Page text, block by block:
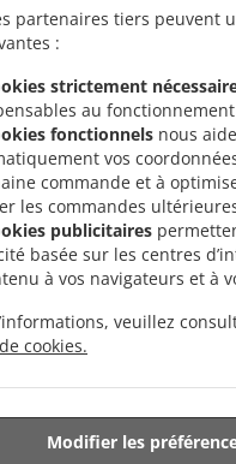
partenaires tiers peuvent
:
strictement
au
fonctionnels nous
vos
commande et à
les commandes
publicitaires
basée sur les centres
à vos navigateurs et à
veuillez
cookies.
Modifier les
Val
Livraison de plats cuisinés
Rocbaron
.
Livraison de
. Livraison de plats cuisinés Français
.
cuisinés Français Sainte-Anastasie-
Montfort-sur-Argens . Livraison de plats
de plats cuisinés Français